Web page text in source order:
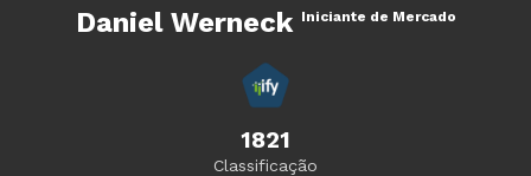
Daniel Werneck Iniciante de Mercado
1821
Classificação